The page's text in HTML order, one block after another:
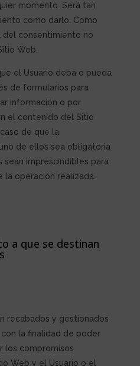
momento. Será tan
como darlo. Como
del consentimiento no
Web.
el Usuario deba o pueda
de formularios para
información o por
el contenido del Sitio
de que la
de ellos sea obligatoria
sean imprescindibles para
operación realizada.
a que se destinan
recabados y gestionados
con la finalidad de poder
los compromisos
Web y el Usuario o el